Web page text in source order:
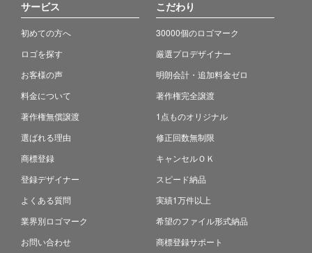
サービス
初めての方へ
ロゴを探す
お客様の声
料金について
著作権無償譲渡
選ばれる理由
商標登録
登録デザイナー
よくある質問
業界別ロゴマーク
お問い合わせ
こだわり
30000個のロゴマーク
厳選プロデザイナー
明朗会計・追加料金ゼロ
著作権完全譲渡
1点ものオリジナル
修正回数無制限
キャンセルＯＫ
スピード納品
実績1万件以上
希望のファイル形式納品
商標登録サポート